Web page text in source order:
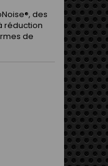
des
réduction
de